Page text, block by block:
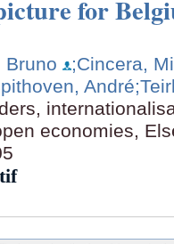
for
Bruno
;Cincera,
André
economies,